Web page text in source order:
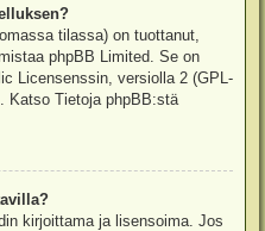
tilassa) on tuottanut,
phpBB Limited . Se on
Licensenssin, versiolla 2 (GPL-
Katso Tietoja phpBB:stä
kirjoittama ja lisensoima. Jos